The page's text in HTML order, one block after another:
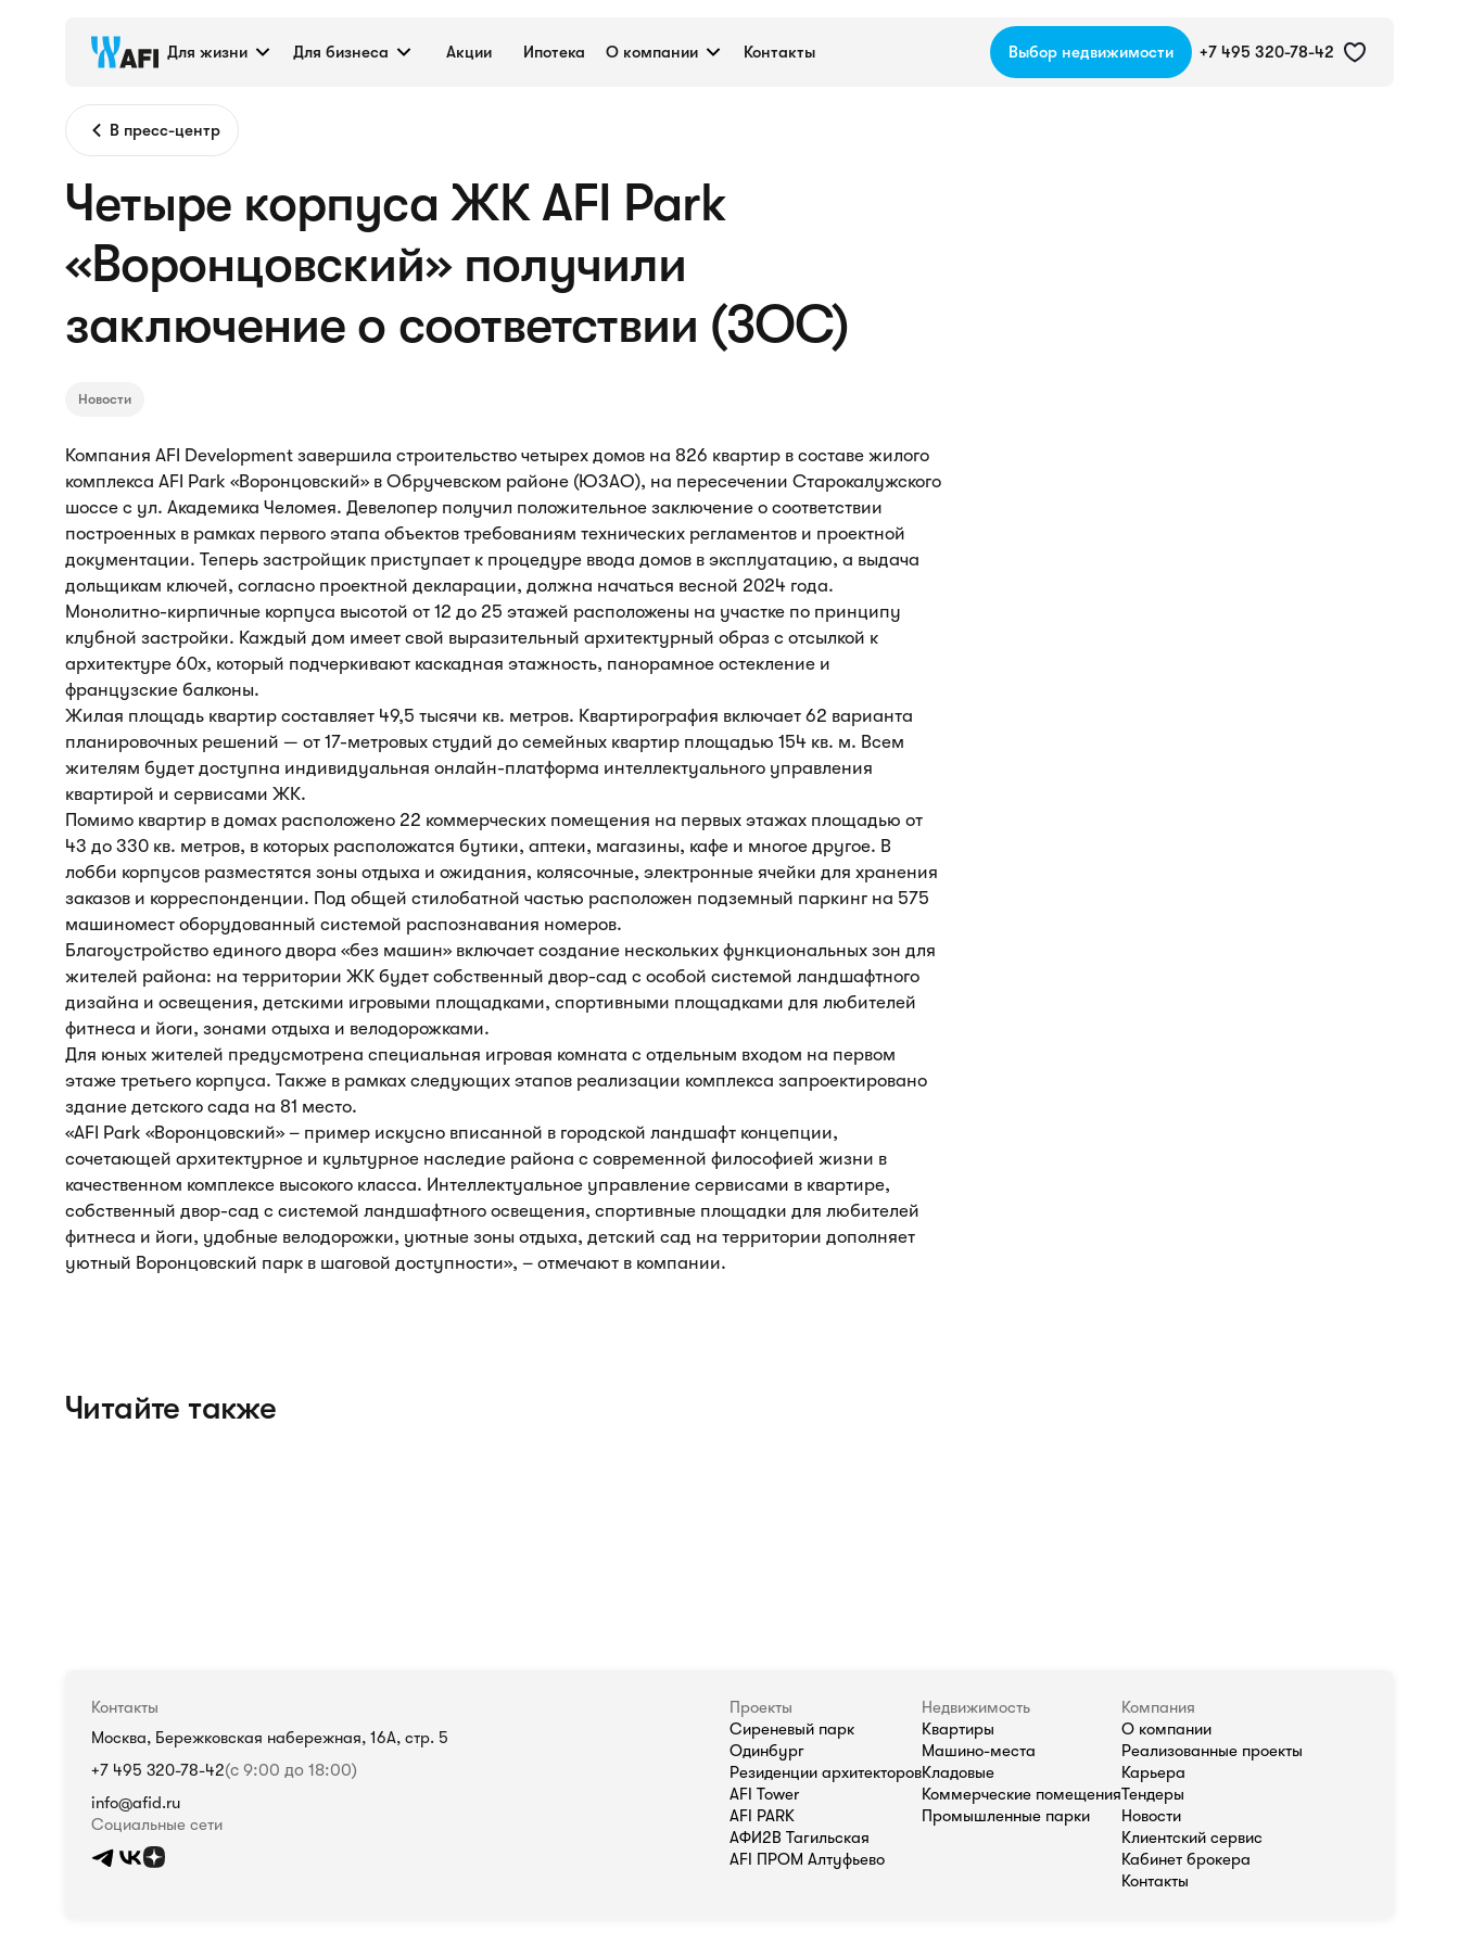
Для жизни Для бизнеса Акции Ипотека О компании Контакты Выбор недвижимости +7 495 320-78-42
В пресс-центр
Четыре корпуса ЖК AFI Park
«Воронцовский» получили
заключение о соответствии (ЗОС)
Новости
Компания AFI Development завершила строительство четырех домов на 826 квартир в составе жилого
комплекса AFI Park «Воронцовский» в Обручевском районе (ЮЗАО), на пересечении Старокалужского
шоссе с ул. Академика Челомея. Девелопер получил положительное заключение о соответствии
построенных в рамках первого этапа объектов требованиям технических регламентов и проектной
документации. Теперь застройщик приступает к процедуре ввода домов в эксплуатацию, а выдача
дольщикам ключей, согласно проектной декларации, должна начаться весной 2024 года.
Монолитно-кирпичные корпуса высотой от 12 до 25 этажей расположены на участке по принципу
клубной застройки. Каждый дом имеет свой выразительный архитектурный образ с отсылкой к
архитектуре 60х, который подчеркивают каскадная этажность, панорамное остекление и
французские балконы.
Жилая площадь квартир составляет 49,5 тысячи кв. метров. Квартирография включает 62 варианта
планировочных решений — от 17-метровых студий до семейных квартир площадью 154 кв. м. Всем
жителям будет доступна индивидуальная онлайн-платформа интеллектуального управления
квартирой и сервисами ЖК.
Помимо квартир в домах расположено 22 коммерческих помещения на первых этажах площадью от
43 до 330 кв. метров, в которых расположатся бутики, аптеки, магазины, кафе и многое другое. В
лобби корпусов разместятся зоны отдыха и ожидания, колясочные, электронные ячейки для хранения
заказов и корреспонденции. Под общей стилобатной частью расположен подземный паркинг на 575
машиномест оборудованный системой распознавания номеров.
Благоустройство единого двора «без машин» включает создание нескольких функциональных зон для
жителей района: на территории ЖК будет собственный двор-сад с особой системой ландшафтного
дизайна и освещения, детскими игровыми площадками, спортивными площадками для любителей
фитнеса и йоги, зонами отдыха и велодорожками.
Для юных жителей предусмотрена специальная игровая комната с отдельным входом на первом
этаже третьего корпуса. Также в рамках следующих этапов реализации комплекса запроектировано
здание детского сада на 81 место.
«AFI Park «Воронцовский» – пример искусно вписанной в городской ландшафт концепции,
сочетающей архитектурное и культурное наследие района с современной философией жизни в
качественном комплексе высокого класса. Интеллектуальное управление сервисами в квартире,
собственный двор-сад с системой ландшафтного освещения, спортивные площадки для любителей
фитнеса и йоги, удобные велодорожки, уютные зоны отдыха, детский сад на территории дополняет
уютный Воронцовский парк в шаговой доступности», – отмечают в компании.
Читайте также
Контакты
Москва, Бережковская набережная, 16А, стр. 5
+7 495 320-78-42(с 9:00 до 18:00)
info@afid.ru
Социальные сети
Проекты
Сиреневый парк
Одинбург
Резиденции архитекторов
AFI Tower
AFI PARK
АФИ2В Тагильская
AFI ПРОМ Алтуфьево
Недвижимость
Квартиры
Машино-места
Кладовые
Коммерческие помещения
Промышленные парки
Компания
О компании
Реализованные проекты
Карьера
Тендеры
Новости
Клиентский сервис
Кабинет брокера
Контакты